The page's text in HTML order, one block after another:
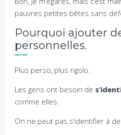
pauvres petites bêtes sans
Pourquoi ajouter
personnelles.
Plus perso, plus rigolo.
Les gens ont besoin de
comme elles.
On ne peut pas s’identifier à